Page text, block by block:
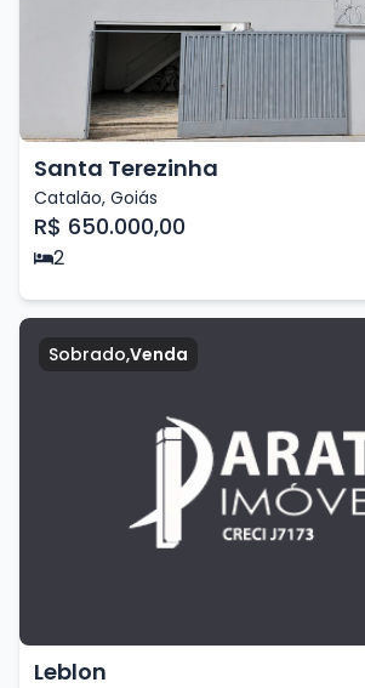
Santa Terezinha
Catalão, Goiás
R$ 650.000,00
2
Sobrado,Venda
Leblon